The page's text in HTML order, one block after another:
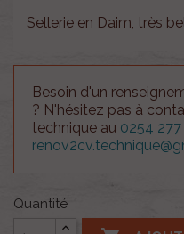
Sellerie en Daim, très
Besoin d'un
? N'hésitez pas à
technique au 0254 277
Quantité